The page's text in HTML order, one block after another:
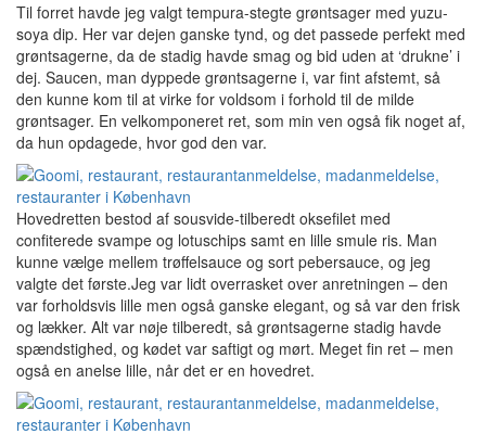
Til forret havde jeg valgt tempura-stegte grøntsager med yuzu-
soya dip. Her var dejen ganske tynd, og det passede perfekt med
grøntsagerne, da de stadig havde smag og bid uden at ‘drukne’ i
dej. Saucen, man dyppede grøntsagerne i, var fint afstemt, så
den kunne kom til at virke for voldsom i forhold til de milde
grøntsager. En velkomponeret ret, som min ven også fik noget af,
da hun opdagede, hvor god den var.
Hovedretten bestod af sousvide-tilberedt oksefilet med
confiterede svampe og lotuschips samt en lille smule ris. Man
kunne vælge mellem trøffelsauce og sort pebersauce, og jeg
valgte det første.Jeg var lidt overrasket over anretningen – den
var forholdsvis lille men også ganske elegant, og så var den frisk
og lækker. Alt var nøje tilberedt, så grøntsagerne stadig havde
spændstighed, og kødet var saftigt og mørt. Meget fin ret – men
også en anelse lille, når det er en hovedret.